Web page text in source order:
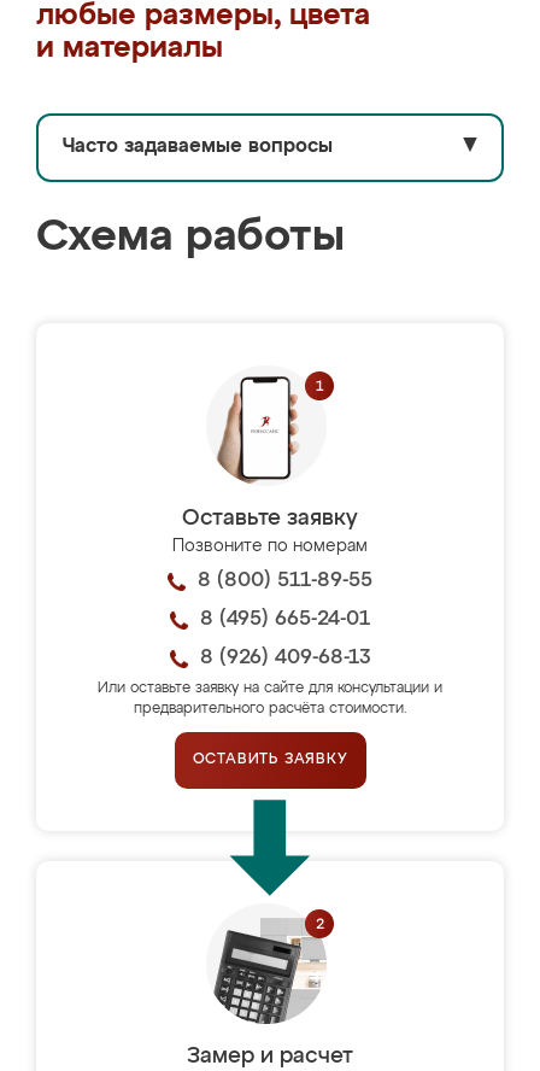
любые размеры, цвета
и материалы
Часто задаваемые вопросы ▼
Схема работы
Оставьте заявку
Позвоните по номерам
8 (800) 511-89-55
8 (495) 665-24-01
8 (926) 409-68-13
Или оставьте заявку на сайте для консультации и
предварительного расчёта стоимости.
ОСТАВИТЬ ЗАЯВКУ
Замер и расчет